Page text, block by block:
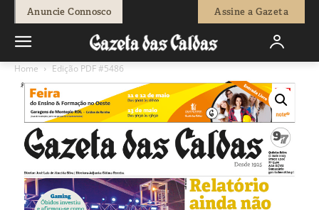
Anuncie Connosco Assine a Gazeta
Home Edição PDF #5486